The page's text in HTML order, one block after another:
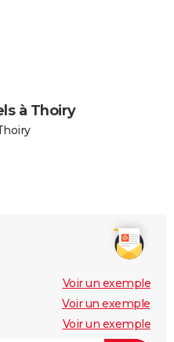
à Thoiry
Voir un exemple
Voir un exemple
Voir un exemple